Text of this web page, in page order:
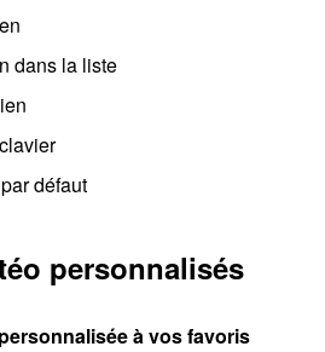
dans la liste
défaut
personnalisés
à vos favoris